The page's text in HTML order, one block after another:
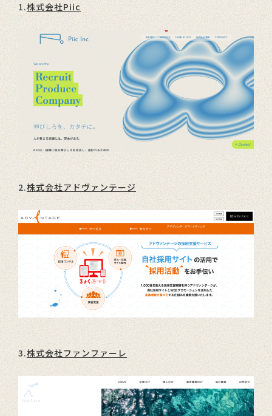
1.株式会社Piic
2.株式会社アドヴァンテージ
3.株式会社ファンファーレ